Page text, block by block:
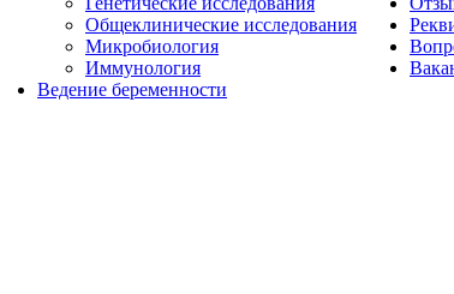
Общеклинические исследования
Микробиология
Иммунология
Ведение беременности